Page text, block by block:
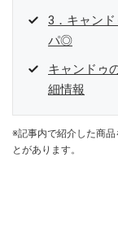
3．キャン
パ◎
キャンドゥ
細情報
※記事内で紹介した商
とがあります。